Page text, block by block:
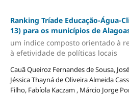
Ranking Tríade Educação-Água-
13) para os municípios de
um índice composto orientado à
à efetividade de políticas locais
Cauã Queiroz Fernandes de Sousa,
Jéssica Thayná de Oliveira Almeida
Filho, Fabíola Kaczam , Márcio Jorge